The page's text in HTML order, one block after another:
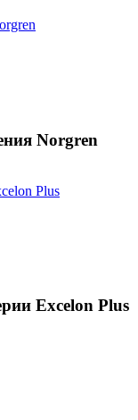
Norgren
Excelon Plus